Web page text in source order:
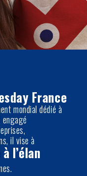
France
mondial dédié à
il vise à
l’élan